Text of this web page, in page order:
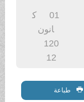
انون
120
طباعة